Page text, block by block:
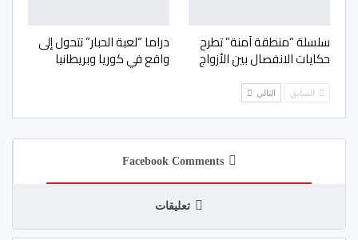
سلسلة “منطقة آمنة” تطرح
حكايات الانفصال بين الأزواج
دراما “لعبة الحبار” تتحول إلى
واقع في كوريا وبريطانيا
السابق التالي
Facebook Comments
تعليقات